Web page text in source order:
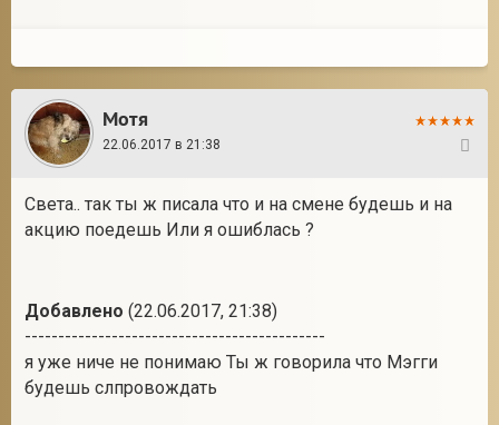
Мотя
22.06.2017 в 21:38
Света.. так ты ж писала что и на смене будешь и на
акцию поедешь Или я ошиблась ?
Добавлено (22.06.2017, 21:38)
---------------------------------------------
я уже ниче не понимаю Ты ж говорила что Мэгги
будешь слпровождать